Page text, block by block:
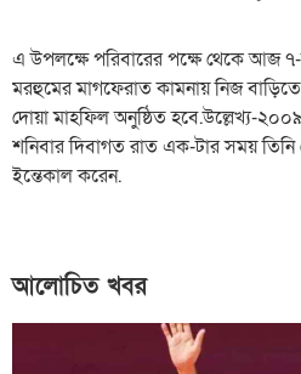
এ উপলক্ষে পরিবারের পক্ষে থেকে আজ
মরহুমের মাগফেরাত কামনায় নিজ
দোয়া মাহফিল অনুষ্ঠিত হবে.উল্লেখ্য-
শনিবার দিবাগত রাত এক-টার সময় তিনি
ইন্তেকাল করেন.
আলোচিত খবর